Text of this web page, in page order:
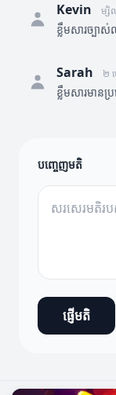
Kevin ម្
ខ្លឹមសារច្ប
Sarah ២
ខ្លឹមសារមាន
បញ្ចេញមតិ
ផ្ញើមតិ